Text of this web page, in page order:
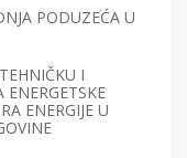
PODUZEĆA U
I
ENERGETSKE
ENERGIJE U